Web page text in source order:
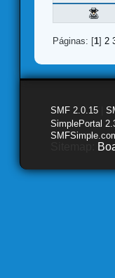
Páginas: [1] 2
SMF 2.0.15
SimplePortal